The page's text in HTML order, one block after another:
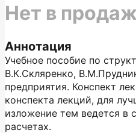
Аннотация
Учебное пособие по
В.К.Скляренко,
предприятия. Конспект
конспекта лекций, для
изложение тем ведется в
расчетах.
Нет в